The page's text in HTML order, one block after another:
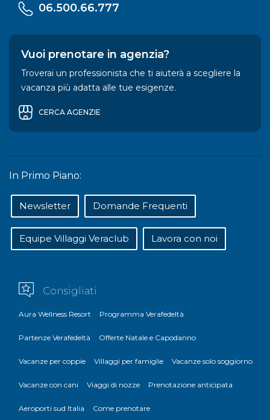
06.500.66.777
Vuoi prenotare in agenzia?
Troverai un professionista che ti aiuterà a scegliere la
vacanza più adatta alle tue esigenze.
CERCA AGENZIE
In Primo Piano:
Newsletter Domande Frequenti
Equipe Villaggi Veraclub Lavora con noi
Consigliati
Aura Wellness Resort Programma Verafedeltà
Partenze Verafedeltà Offerte Natale e Capodanno
Vacanze per coppie Villaggi per famiglie Vacanze solo soggiorno
Vacanze con cani Viaggi di nozze Prenotazione anticipata
Aeroporti sud Italia Come prenotare